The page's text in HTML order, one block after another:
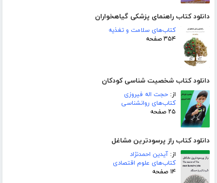
دانلود کتاب راهنمای پزشکی گیاهخواران
کتاب‌های سلامت و تغذیه
۳۵۴ صفحه
دانلود کتاب شخصیت شناسی کودکان
از: حجت اله فیروزی
کتاب‌های روانشناسی
۲۵ صفحه
دانلود کتاب راز پرسودترین مشاغل
از: آیدین احمدنژاد
کتاب‌های علوم اقتصادی
۱۴ صفحه